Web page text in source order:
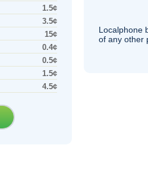
1.5¢
3.5¢
15¢
0.4¢
0.5¢
1.5¢
4.5¢
Localphone
of any other